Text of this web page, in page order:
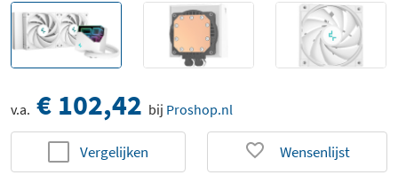
v.a. € 102,42 bij Proshop.nl
Vergelijken Wensenlijst